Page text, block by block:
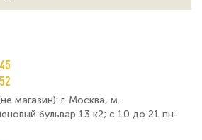
магазин): г. Москва, м.
бульвар 13 к2; с 10 до 21 пн-